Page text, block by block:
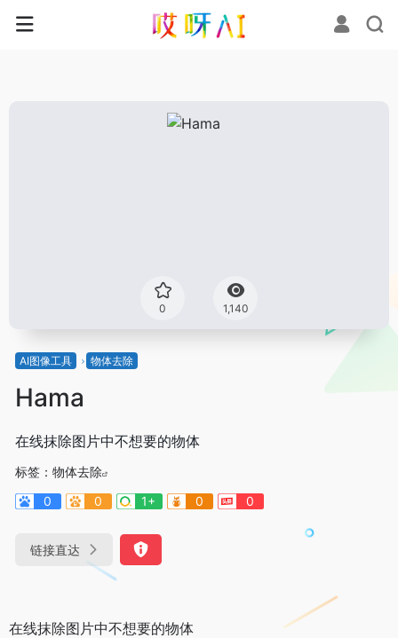
0 1,140
AI图像工具 物体去除
Hama
在线抹除图片中不想要的物体
标签： 物体去除
0
0 1+ 0 0
链接直达
在线抹除图片中不想要的物体